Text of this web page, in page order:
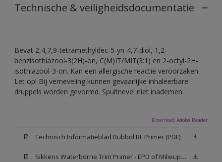
Technische & veiligheidsdocumentatie
Bevat 2,4,7,9-tetramethyldec-5-yn-4,7-diol, 1,2-
benzisothiazool-3(2H)-on, C(M)IT/MIT(3:1) en 2-octyl-2H-
isothiazool-3-on. Kan een allergische reactie veroorzaken.
Let op! Bij verneveling kunnen gevaarlijke inhaleerbare
druppels worden gevormd. Spuitnevel niet inademen.
Download Adobe Reader
Technisch Informatieblad Rubbol BL Primer (PDF)
Sikkens Waterborne Trim Primer - EPD of Milieuproductverklaring